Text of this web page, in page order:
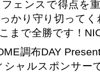
ェンスで得点を
かり守り切って
まで全勝です！
調布DAY
シャルスポンサー